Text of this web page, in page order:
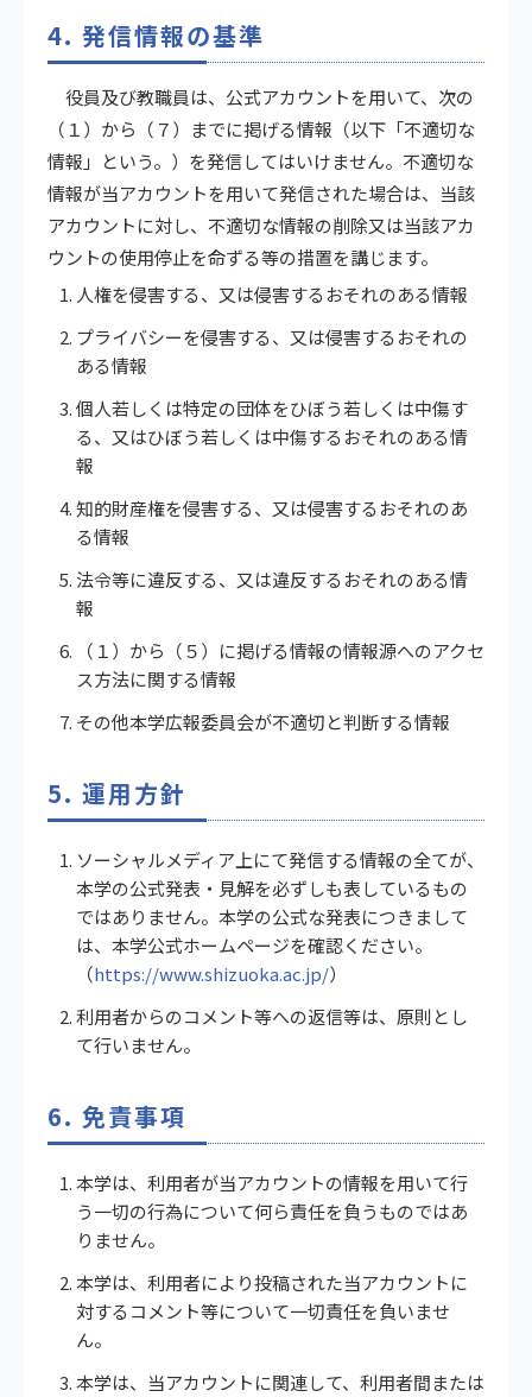
4. 発信情報の基準
役員及び教職員は、公式アカウントを用いて、次の
（１）から（７）までに掲げる情報（以下「不適切な
情報」という。）を発信してはいけません。不適切な
情報が当アカウントを用いて発信された場合は、当該
アカウントに対し、不適切な情報の削除又は当該アカ
ウントの使用停止を命ずる等の措置を講じます。
人権を侵害する、又は侵害するおそれのある情報
プライバシーを侵害する、又は侵害するおそれの
ある情報
個人若しくは特定の団体をひぼう若しくは中傷す
る、又はひぼう若しくは中傷するおそれのある情
報
知的財産権を侵害する、又は侵害するおそれのあ
る情報
法令等に違反する、又は違反するおそれのある情
報
（１）から（５）に掲げる情報の情報源へのアクセ
ス方法に関する情報
その他本学広報委員会が不適切と判断する情報
5. 運用方針
ソーシャルメディア上にて発信する情報の全てが、
本学の公式発表・見解を必ずしも表しているもの
ではありません。本学の公式な発表につきまして
は、本学公式ホームページを確認ください。
（https://www.shizuoka.ac.jp/）
利用者からのコメント等への返信等は、原則とし
て行いません。
6. 免責事項
本学は、利用者が当アカウントの情報を用いて行
う一切の行為について何ら責任を負うものではあ
りません。
本学は、利用者により投稿された当アカウントに
対するコメント等について一切責任を負いませ
ん。
本学は、当アカウントに関連して、利用者間または